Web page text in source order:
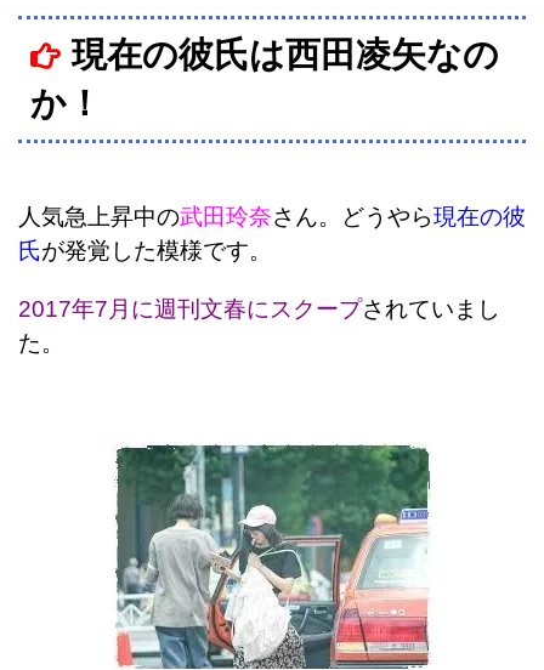
現在の彼氏は西田凌矢なの
か！
人気急上昇中の武田玲奈さん。どうやら現在の彼
氏が発覚した模様です。
2017年7月に週刊文春にスクープされていまし
た。